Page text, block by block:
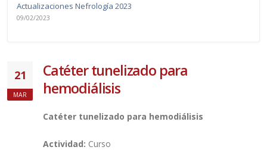
Actualizaciones Nefrología 2023
09/02/2023
21
MAR
Catéter tunelizado para
hemodiálisis
Catéter tunelizado para hemodiálisis
Actividad: Curso